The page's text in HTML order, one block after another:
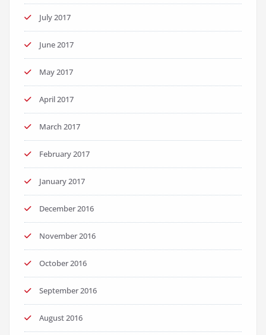
July 2017
June 2017
May 2017
April 2017
March 2017
February 2017
January 2017
December 2016
November 2016
October 2016
September 2016
August 2016